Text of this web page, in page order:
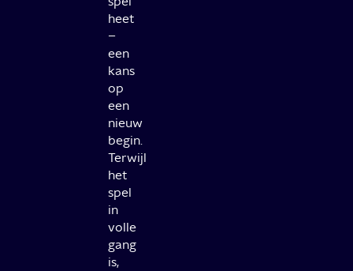
heet
–
een
kans
op
een
nieuw
begin.
Terwijl
het
spel
in
volle
gang
is,